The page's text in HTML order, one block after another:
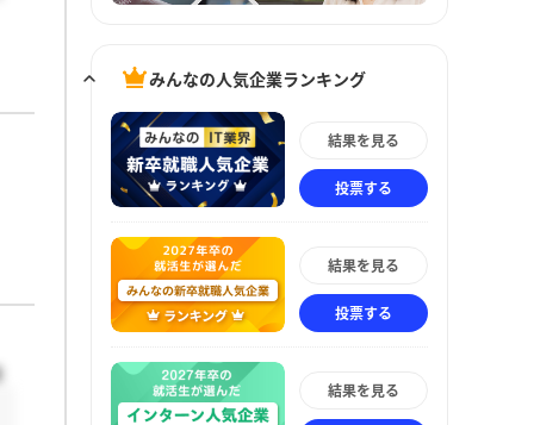
みんなの人気企業ランキング
結果を見る
投票する
結果を見る
投票する
結果を見る